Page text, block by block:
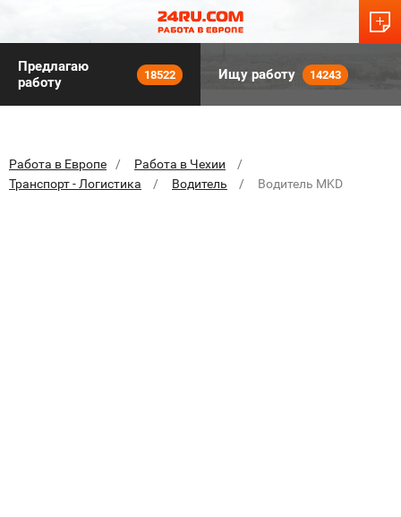
Предлагаю
работу
18522 Ищу работу 14243
Работа в Европе
Работа в Чехии
Транспорт - Логистика
Водитель Водитель MKD